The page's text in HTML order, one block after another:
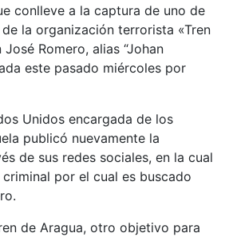
conlleve a la captura de uno de
la organización terrorista «Tren
Romero, alias “Johan
este pasado miércoles por
Unidos encargada de los
publicó nuevamente la
de sus redes sociales, en la cual
por el cual es buscado
de Aragua, otro objetivo para